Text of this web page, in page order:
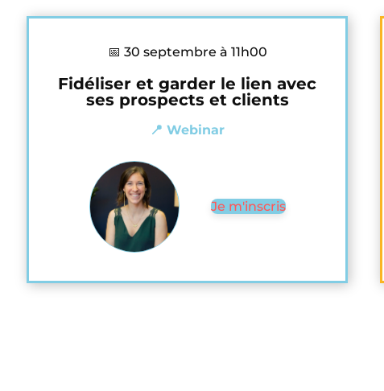
📅 30 septembre à 11h00
Fidéliser et garder le lien avec
ses prospects et clients
📍 Webinar
Je m'inscris